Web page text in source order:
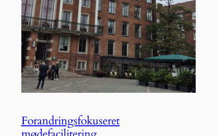
Forandringsfokuseret